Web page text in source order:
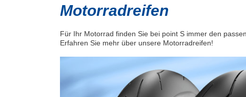
Motorradreifen
Für Ihr Motorrad finden Sie bei point S immer den
Erfahren Sie mehr über unsere Motorradreifen!